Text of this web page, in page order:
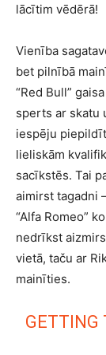
lācītim vēdērā!
Vienība
bet pilnībā
“Red Bull”
sperts ar skatu
iespēju piepildīt
lieliskām
sacīkstēs. Tai
aimirst tagadni
“Alfa Romeo”
nedrīkst
vietā, taču ar
mainīties.
GETTING